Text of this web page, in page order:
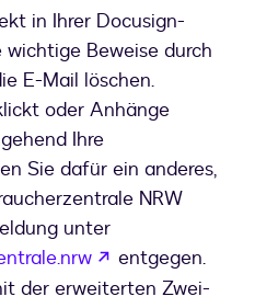
in Ihrer Docusign-
Beweise durch
E-Mail löschen.
oder Anhänge
Ihre
Sie dafür ein anderes,
NRW
unter
wird in einem
entgegen.
der erweiterten Zwei-